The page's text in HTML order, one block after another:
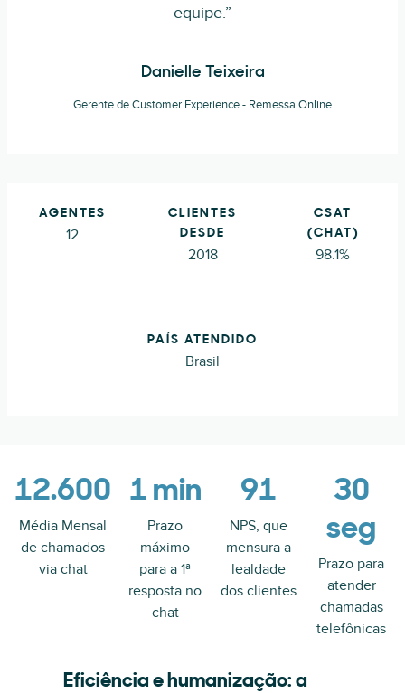
equipe.”
Danielle Teixeira
Gerente de Customer Experience - Remessa Online
AGENTES
12
CLIENTES
DESDE
2018
CSAT
(CHAT)
98.1%
PAÍS ATENDIDO
Brasil
12.600
Média Mensal
de chamados
via chat
1 min
Prazo
máximo
para a 1ª
resposta no
chat
91
NPS, que
mensura a
lealdade
dos clientes
30
seg
Prazo para
atender
chamadas
telefônicas
Eficiência e humanização: a